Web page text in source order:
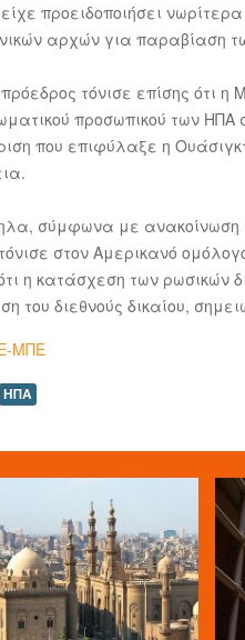
προειδοποιήσει
αρχών για παραβίαση
τόνισε επίσης ότι
προσωπικού των
που επιφύλαξε η
σύμφωνα με ανακοίνωση
στον Αμερικανό
η κατάσχεση των ρωσικών
του διεθνούς δικαίου,
ΜΠΕ
ΗΠΑ